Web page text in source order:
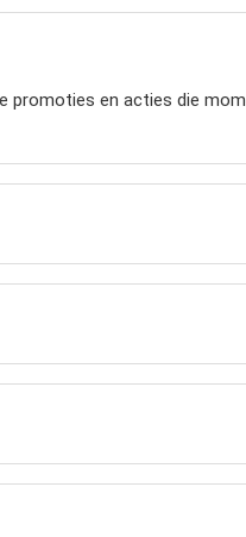
en acties die